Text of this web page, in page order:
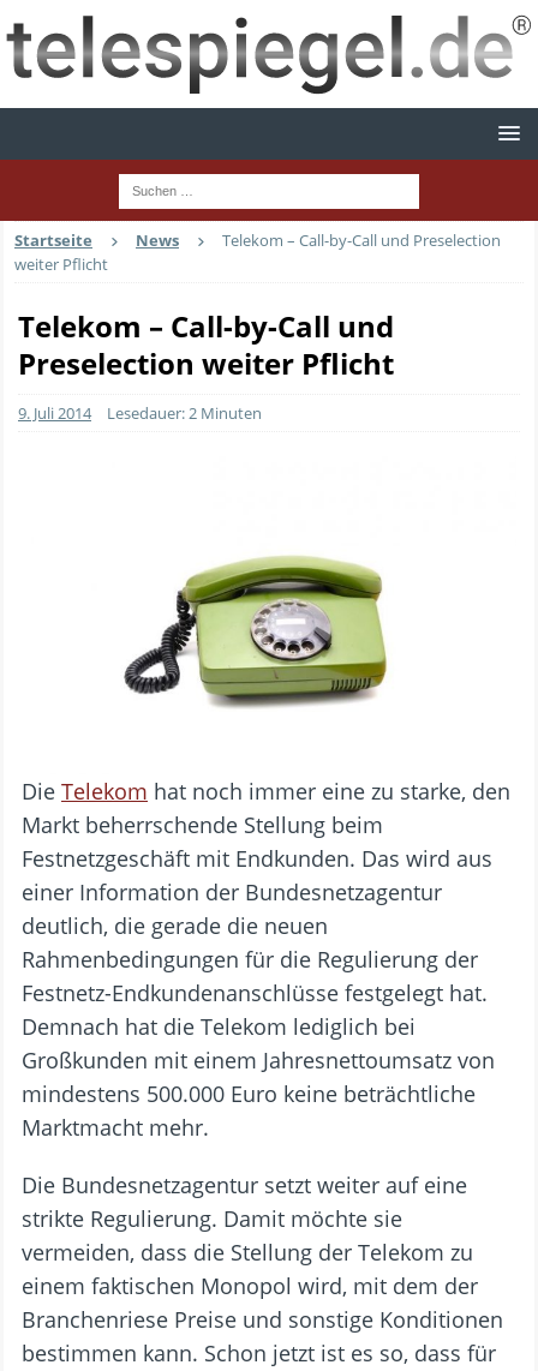
Startseite News
Telekom – Call-by-Call und Preselection
weiter Pflicht
Telekom – Call-by-Call und
Preselection weiter Pflicht
9. Juli 2014 Lesedauer: 2 Minuten
Die Telekom hat noch immer eine zu starke, den
Markt beherrschende Stellung beim
Festnetzgeschäft mit Endkunden. Das wird aus
einer Information der Bundesnetzagentur
deutlich, die gerade die neuen
Rahmenbedingungen für die Regulierung der
Festnetz-Endkundenanschlüsse festgelegt hat.
Demnach hat die Telekom lediglich bei
Großkunden mit einem Jahresnettoumsatz von
mindestens 500.000 Euro keine beträchtliche
Marktmacht mehr.
Die Bundesnetzagentur setzt weiter auf eine
strikte Regulierung. Damit möchte sie
vermeiden, dass die Stellung der Telekom zu
einem faktischen Monopol wird, mit dem der
Branchenriese Preise und sonstige Konditionen
bestimmen kann. Schon jetzt ist es so, dass für